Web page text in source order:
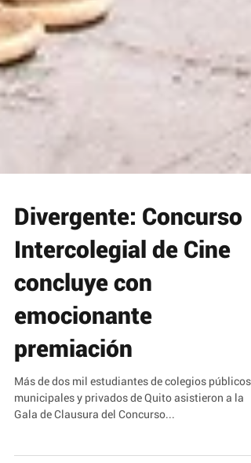
Divergente: Concurso
Intercolegial de Cine
concluye con
emocionante
premiación
Más de dos mil estudiantes de colegios públicos,